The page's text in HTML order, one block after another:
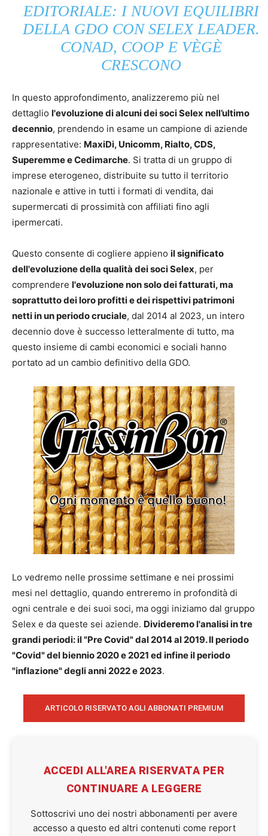
EDITORIALE: I NUOVI EQUILIBRI
DELLA GDO CON SELEX LEADER.
CONAD, COOP E VÈGÈ
CRESCONO
In questo approfondimento, analizzeremo più nel
dettaglio l'evoluzione di alcuni dei soci Selex nell’ultimo
decennio, prendendo in esame un campione di aziende
rappresentative: MaxiDi, Unicomm, Rialto, CDS,
Superemme e Cedimarche. Si tratta di un gruppo di
imprese eterogeneo, distribuite su tutto il territorio
nazionale e attive in tutti i formati di vendita, dai
supermercati di prossimità con affiliati fino agli
ipermercati.
Questo consente di cogliere appieno il significato
dell'evoluzione della qualità dei soci Selex, per
comprendere l'evoluzione non solo dei fatturati, ma
soprattutto dei loro profitti e dei rispettivi patrimoni
netti in un periodo cruciale, dal 2014 al 2023, un intero
decennio dove è successo letteralmente di tutto, ma
questo insieme di cambi economici e sociali hanno
portato ad un cambio definitivo della GDO.
Lo vedremo nelle prossime settimane e nei prossimi
mesi nel dettaglio, quando entreremo in profondità di
ogni centrale e dei suoi soci, ma oggi iniziamo dal gruppo
Selex e da queste sei aziende. Divideremo l'analisi in tre
grandi periodi: il "Pre Covid" dal 2014 al 2019. Il periodo
"Covid" del biennio 2020 e 2021 ed infine il periodo
"inflazione" degli anni 2022 e 2023.
ARTICOLO RISERVATO AGLI ABBONATI PREMIUM
ACCEDI ALL'AREA RISERVATA PER
CONTINUARE A LEGGERE
Sottoscrivi uno dei nostri abbonamenti per avere
accesso a questo ed altri contenuti come report